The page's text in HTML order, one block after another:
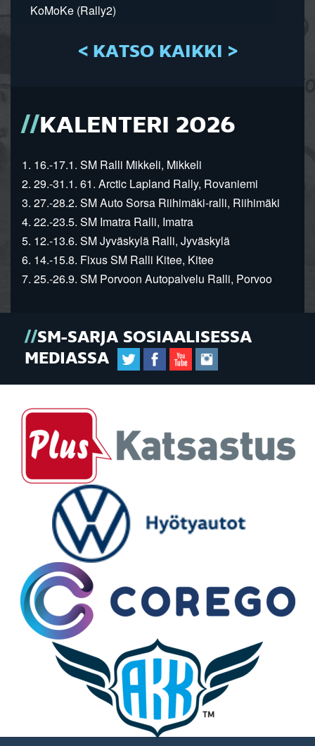
KoMoKe (Rally2)
< KATSO KAIKKI >
KALENTERI 2026
1. 16.-17.1. SM Ralli Mikkeli, Mikkeli
2. 29.-31.1. 61. Arctic Lapland Rally, Rovaniemi
3. 27.-28.2. SM Auto Sorsa Riihimäki-ralli, Riihimäki
4. 22.-23.5. SM Imatra Ralli, Imatra
5. 12.-13.6. SM Jyväskylä Ralli, Jyväskylä
6. 14.-15.8. Fixus SM Ralli Kitee, Kitee
7. 25.-26.9. SM Porvoon Autopalvelu Ralli, Porvoo
SM-SARJA SOSIAALISESSA
MEDIASSA